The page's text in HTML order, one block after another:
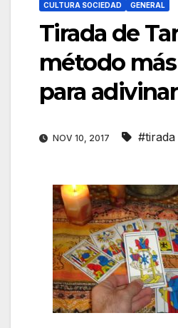
CULTURA SOCIEDAD GENERAL
Tirada de
método
para
NOV 10, 2017